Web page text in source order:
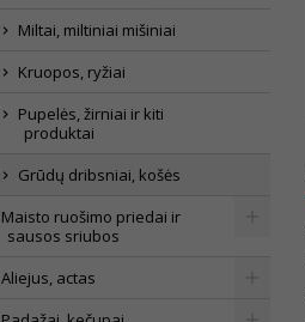
Miltai, miltiniai mišiniai
Kruopos, ryžiai
Pupelės, žirniai ir kiti
produktai
Grūdų dribsniai, košės
Maisto ruošimo priedai ir
sausos sriubos
Aliejus, actas